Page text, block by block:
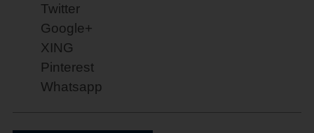
Twitter
Google+
XING
Pinterest
Whatsapp